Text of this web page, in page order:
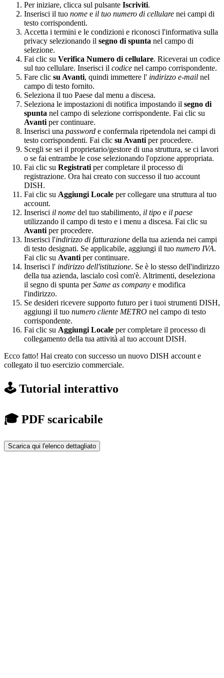
Per iniziare, clicca sul pulsante Iscriviti.
Inserisci il tuo nome e il tuo numero di cellulare nei campi di
testo corrispondenti.
Accetta i termini e le condizioni e riconosci l'informativa sulla
privacy selezionando il segno di spunta nel campo di
selezione.
Fai clic su Verifica Numero di cellulare. Riceverai un codice
sul tuo cellulare. Inserisci il codice nel campo corrispondente.
Fare clic su Avanti, quindi immettere l' indirizzo e-mail nel
campo di testo fornito.
Seleziona il tuo Paese dal menu a discesa.
Seleziona le impostazioni di notifica impostando il segno di
spunta nel campo di selezione corrispondente. Fai clic su
Avantiper continuare.
Inserisci una password e confermala ripetendola nei campi di
testo corrispondenti. Fai clic su Avantiper procedere.
Scegli se sei il proprietario/gestore di una struttura, se ci lavori
o se fai entrambe le cose selezionando l'opzione appropriata.
Fai clic su Registratiper completare il processo di
registrazione. Ora hai creato con successo il tuo account
DISH.
Fai clic su Aggiungi Locale per collegare una struttura al tuo
account.
Inserisci il nome del tuo stabilimento, il tipo e il paese
utilizzando il campo di testo e i menu a discesa. Fai clic su
Avantiper procedere.
Inserisci l'indirizzo di fatturazione della tua azienda nei campi
di testo designati. Se applicabile, aggiungi il tuo numero IVA.
Fai clic su Avantiper continuare.
Inserisci l' indirizzo dell'istituzione. Se è lo stesso dell'indirizzo
della tua azienda, lascialo così com'è. Altrimenti, deseleziona
il segno di spunta perSame as company e modifica
l'indirizzo.
Se desideri ricevere supporto futuro per i tuoi strumenti DISH,
aggiungi il tuo numero cliente METRO nel campo di testo
corrispondente.
Fai clic su Aggiungi Locale per completare il processo di
collegamento della tua attività al tuo account DISH.
Ecco fatto! Hai creato con successo un nuovo DISH account e
collegato il tuo esercizio commerciale.
🕹️ Tutorial interattivo
🎓 PDF scaricabile
Scarica qui l'elenco dettagliato